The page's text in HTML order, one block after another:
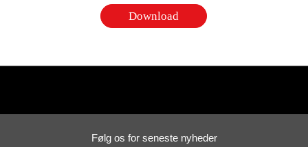
Download
Følg os for seneste nyheder